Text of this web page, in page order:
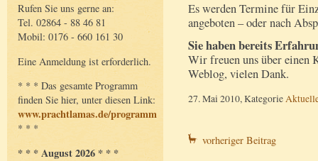
Rufen Sie uns gerne an:
Tel. 02864 - 88 46 81
Mobil: 0176 - 660 161 30
Eine Anmeldung ist erforderlich.
* * * Das gesamte Programm
finden Sie hier, unter diesen Link:
www.prachtlamas.de/programm
* * *
* * * August 2026 * * *
Es werden Termine für
angeboten – oder nach
Sie haben bereits
Wir freuen uns über einen
Weblog, vielen Dank.
27. Mai 2010, Kategorie
vorheriger Beitrag